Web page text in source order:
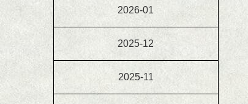
2026-01
2025-12
2025-11